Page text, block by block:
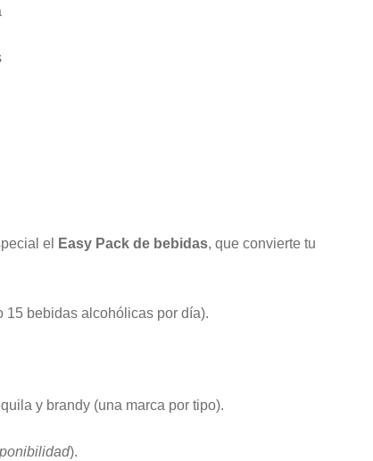
el Easy Pack de bebidas, que convierte tu
15 bebidas alcohólicas por día).
y brandy (una marca por tipo).
).